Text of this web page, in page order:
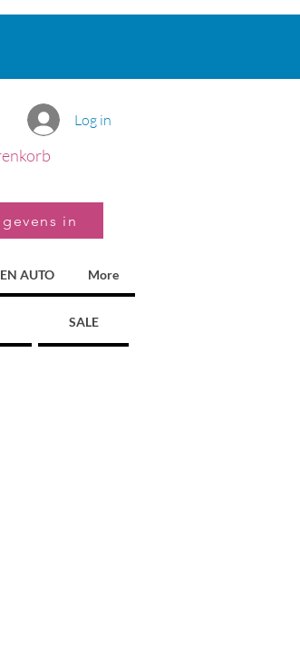
Log in
in
AUTO More
SALE